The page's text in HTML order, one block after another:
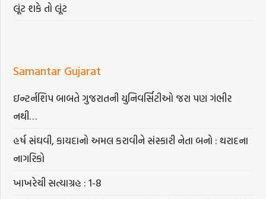
લૂંટ શકે તો લૂંટ
Samantar Gujarat
ઇન્ટર્નશિપ બાબતે ગુજરાતની યુનિવર્સિટીઓ જરા પણ ગંભીર
નથી…
હર્ષ સંઘવી, કાયદાનો અમલ કરાવીને સંસ્કારી નેતા બનો : થરાદના
નાગરિકો
ખાખરેચી સત્યાગ્રહ : 1-8